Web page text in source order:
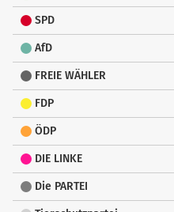
SPD
AfD
FREIE WÄHLER
FDP
ÖDP
DIE LINKE
Die PARTEI